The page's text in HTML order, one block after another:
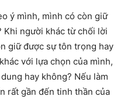
ý mình, mình có còn giữ
người khác từ chối lời
giữ được sự tôn trọng hay
với lựa chọn của mình,
hay không? Nếu làm
rất gần đến tinh thần của